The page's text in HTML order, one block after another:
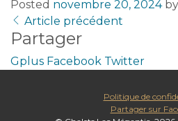
Posted novembre 20, 2024by
Article précédent
Partager
Gplus Facebook Twitter
Politique de
Partager sur